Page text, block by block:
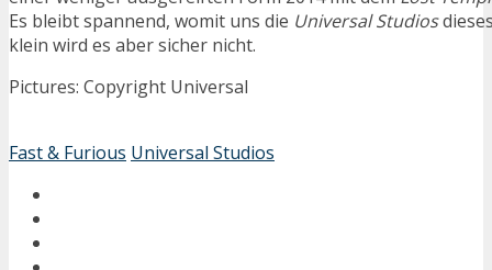
Es bleibt spannend, womit uns die Universal Studios
klein wird es aber sicher nicht.
Pictures: Copyright Universal
Fast & Furious Universal Studios